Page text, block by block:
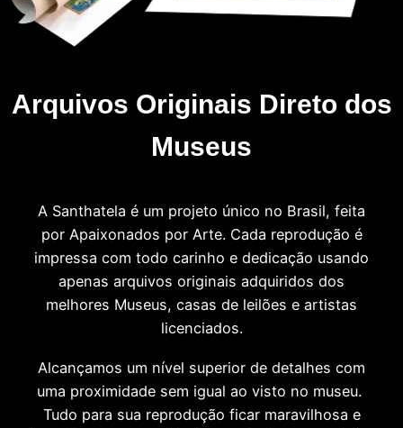
Arquivos Originais Direto dos
Museus
A Santhatela é um projeto único no Brasil, feita
por Apaixonados por Arte. Cada reprodução é
impressa com todo carinho e dedicação usando
apenas arquivos originais adquiridos dos
melhores Museus, casas de leilões e artistas
licenciados.
Alcançamos um nível superior de detalhes com
uma proximidade sem igual ao visto no museu.
Tudo para sua reprodução ficar maravilhosa e